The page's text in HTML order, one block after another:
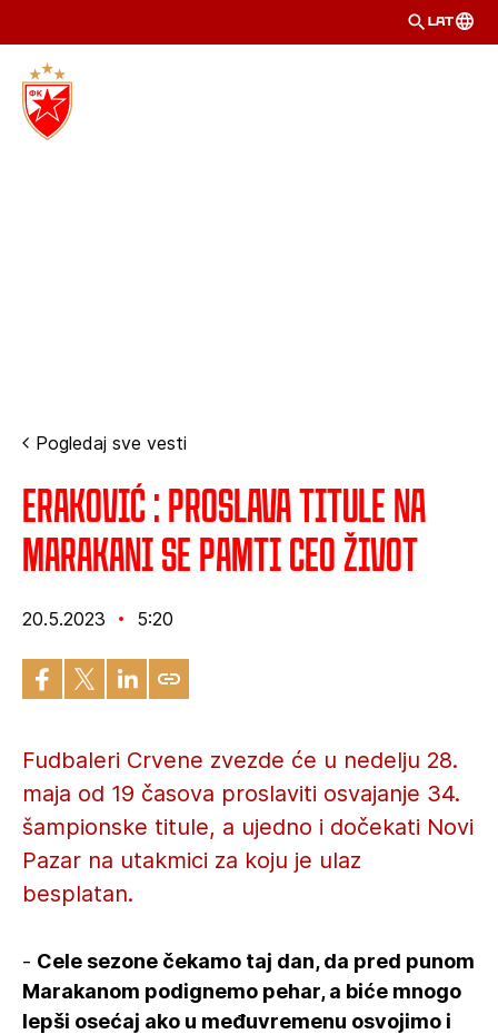
LAT
Pogledaj sve vesti
Eraković : Proslava titule na
Marakani se pamti ceo život
20.5.2023 5:20
Fudbaleri Crvene zvezde će u nedelju 28.
maja od 19 časova proslaviti osvajanje 34.
šampionske titule, a ujedno i dočekati Novi
Pazar na utakmici za koju je ulaz
besplatan.
- Cele sezone čekamo taj dan, da pred punom
Marakanom podignemo pehar, a biće mnogo
lepši osećaj ako u međuvremenu osvojimo i